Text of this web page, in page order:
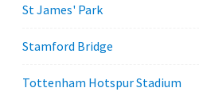
St James' Park
Stamford Bridge
Tottenham Hotspur Stadium